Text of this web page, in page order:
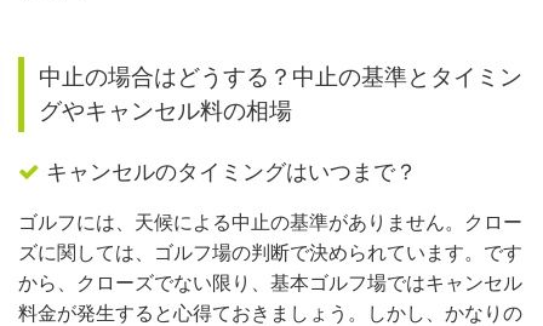
中止の場合はどうする？中止の基準とタイミン
グやキャンセル料の相場
キャンセルのタイミングはいつまで？
ゴルフには、天候による中止の基準がありません。クロー
ズに関しては、ゴルフ場の判断で決められています。です
から、クローズでない限り、基本ゴルフ場ではキャンセル
料金が発生すると心得ておきましょう。しかし、かなりの